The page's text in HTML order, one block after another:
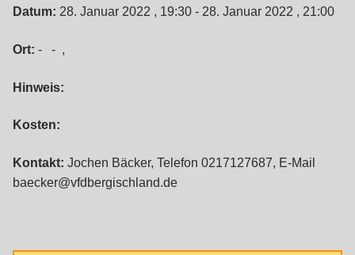
Datum: 28. Januar 2022 , 19:30 - 28. Januar 2022 , 21:00
Ort: - - ,
Hinweis:
Kosten:
Kontakt: Jochen Bäcker, Telefon 0217127687, E-Mail
baecker@vfdbergischland.de